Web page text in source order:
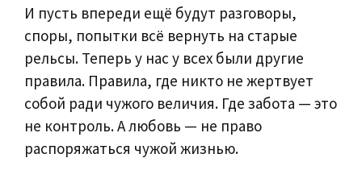
И пусть впереди ещё будут разговоры,
споры, попытки всё вернуть на старые
рельсы. Теперь у нас у всех были другие
правила. Правила, где никто не жертвует
собой ради чужого величия. Где забота — это
не контроль. А любовь — не право
распоряжаться чужой жизнью.